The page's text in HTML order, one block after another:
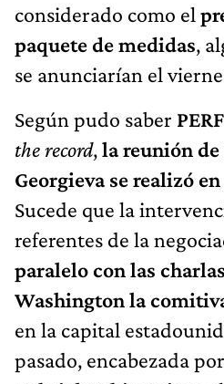
considerado como el
paquete de medidas,
se anunciarían el
Según pudo saber
the record,la reunión de
Georgieva se realizó
Sucede que la
referentes de la
paralelo con las
Washington la
en la capital
pasado, encabezada